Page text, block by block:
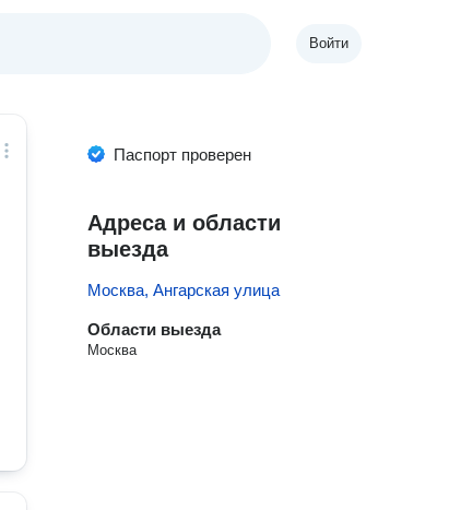
Войти
Паспорт проверен
Адреса и области
выезда
Москва, Ангарская улица
Области выезда
Москва